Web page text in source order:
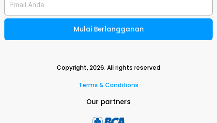
Email Anda
Mulai Berlangganan
Copyright,2026. All rights reserved
Terms & Conditions
Our partners